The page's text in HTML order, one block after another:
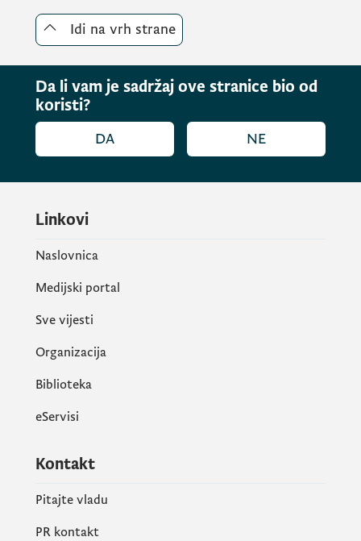
Idi na vrh strane
Da li vam je sadržaj ove stranice bio od
koristi?
DA NE
Linkovi
Naslovnica
Medijski portal
Sve vijesti
Organizacija
Biblioteka
eServisi
Kontakt
Pitajte vladu
PR kontakt